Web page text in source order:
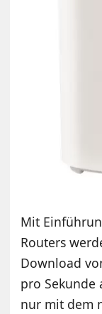
Mit
Routers
Download
pro Sekunde
nur mit dem